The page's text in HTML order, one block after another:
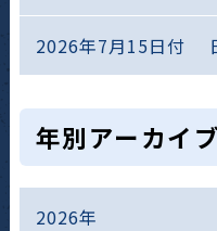
2026年7月15日付
年別アーカイブ
2026年